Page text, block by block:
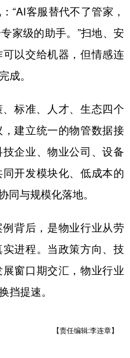
“AI客服替代不了管家，
家级的助手。”扫地、安
以交给机器，但情感连
成。
标准、人才、生态四个
建立统一的物管数据接
企业、物业公司、设备
开发模块化、低成本的
同与规模化落地。
背后，是物业行业从劳
进程。当政策方向、技
窗口期交汇，物业行业
挡提速。
【责任编辑:李连章】